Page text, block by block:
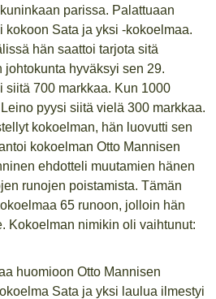
parissa. Palattuaan
kokoon Sata ja yksi -kokoelmaa.
hän saattoi tarjota sitä
johtokunta hyväksyi sen 29.
siitä 700 markkaa. Kun 1000
pyysi siitä vielä 300 markkaa.
kokoelman, hän luovutti sen
kokoelman Otto Mannisen
ehdotteli muutamien hänen
runojen poistamista. Tämän
65 runoon, jolloin hän
Kokoelman nimikin oli vaihtunut:
huomioon Otto Mannisen
Sata ja yksi laulua ilmestyi